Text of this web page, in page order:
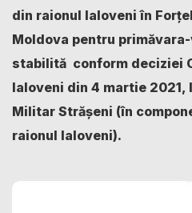
din raionul Ialoveni în
Moldova pentru
stabilită conform deciziei
Ialoveni din 4 martie
Militar Strășeni (în
raionul Ialoveni).